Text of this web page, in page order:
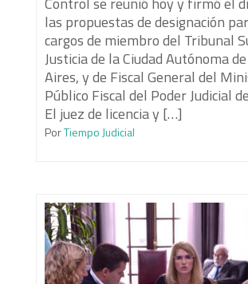
las propuestas de designación
cargos de miembro del Tribunal
Justicia de la Ciudad Autónoma
Aires, y de Fiscal General del
Público Fiscal del Poder Judicial
El juez de licencia y […]
PorTiempo Judicial